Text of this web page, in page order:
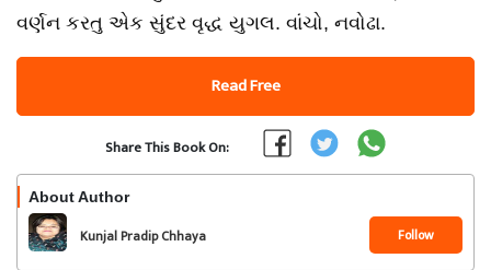
વર્ણન કરતુ એક સુંદર વૃદ્ધ યુગલ. વાંચો, નવોઢા.
Read Free
Share This Book On:
About Author
Kunjal Pradip Chhaya Follow